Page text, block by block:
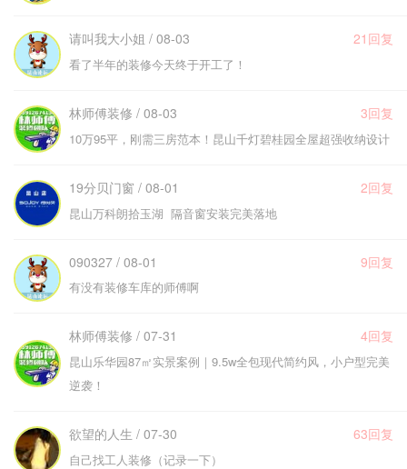
请叫我大小姐 / 08-03 21回复
看了半年的装修今天终于开工了！
林师傅装修 / 08-03 3回复
10万95平，刚需三房范本！昆山千灯碧桂园全屋超强收纳设计
19分贝门窗 / 08-01 2回复
昆山万科朗拾玉湖 隔音窗安装完美落地
090327 / 08-01 9回复
有没有装修车库的师傅啊
林师傅装修 / 07-31 4回复
昆山乐华园87㎡实景案例｜9.5w全包现代简约风，小户型完美
逆袭！
欲望的人生 / 07-30 63回复
自己找工人装修（记录一下）